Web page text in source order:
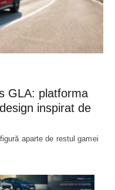
GLA: platforma
inspirat de
aparte de restul gamei